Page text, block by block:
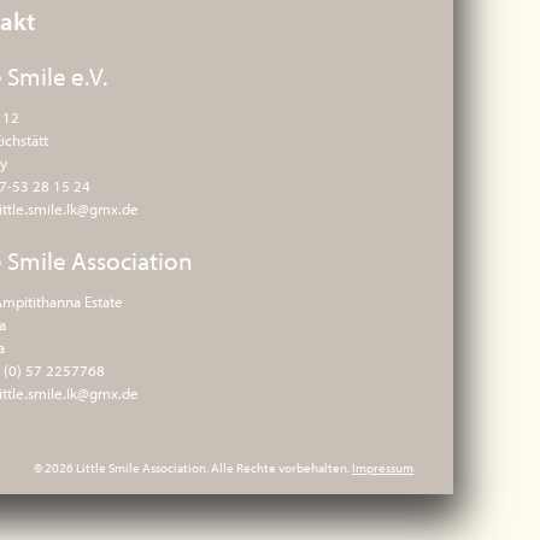
e.V.
53 28 15 24
Association
Estate
(0) 57 2257768
© 2026 Little Smile Association. Alle Rechte vorbehalten. Impressum